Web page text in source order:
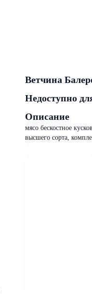
Ветчина
Недоступно
Описание
мясо бескостное
высшего сорта,